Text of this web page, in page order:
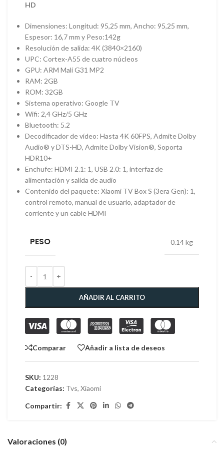
HD
Dimensiones: Longitud: 95,25 mm, Ancho: 95,25 mm,
Espesor: 16,7 mm y Peso:142g
Resolución de salida: 4K (3840×2160)
UPC: Cortex-A55 de cuatro núcleos
GPU: ARM Malí G31 MP2
RAM: 2GB
ROM: 32GB
Sistema operativo: Google TV
Wifi: 2,4 GHz/5 GHz
Bluetooth: 5.2
Decodificador de vídeo: Hasta 4K 60FPS, Admite Dolby
Audio® y DTS-HD, Admite Dolby Vision®, Soporta
HDR10+
Enchufe: HDMI 2.1: 1, USB 2.0: 1, interfaz de
alimentación y salida de audio
Contenido del paquete: Xiaomi TV Box S (3era Gen): 1,
control remoto, manual de usuario, adaptador de
corriente y un cable HDMI
PESO 0.14 kg
AÑADIR AL CARRITO
Comparar Añadir a lista de deseos
SKU: 1228
Categorías: Tvs, Xiaomi
Compartir:
Valoraciones (0)